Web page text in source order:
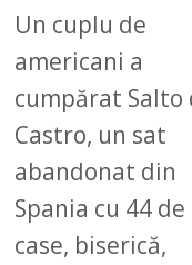
Un cuplu de
americani a
cumpărat Salto
Castro, un sat
abandonat din
Spania cu 44 de
case, biserică,